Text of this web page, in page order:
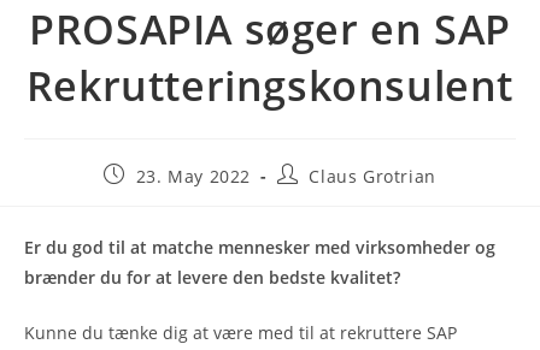
PROSAPIA søger en SAP
Rekrutteringskonsulent
23. May 2022 Claus Grotrian
Er du god til at matche mennesker med virksomheder og
brænder du for at levere den bedste kvalitet?
Kunne du tænke dig at være med til at rekruttere SAP